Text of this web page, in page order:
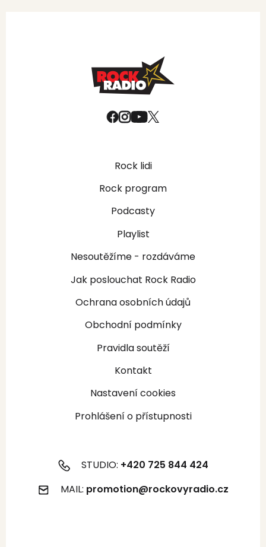
Rock lidi
Rock program
Podcasty
Playlist
Nesoutěžíme - rozdáváme
Jak poslouchat Rock Radio
Ochrana osobních údajů
Obchodní podmínky
Pravidla soutěží
Kontakt
Nastavení cookies
Prohlášení o přístupnosti
STUDIO: +420 725 844 424
MAIL: promotion@rockovyradio.cz